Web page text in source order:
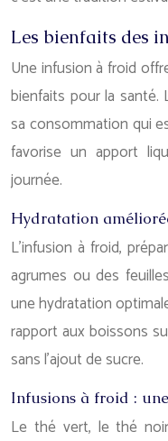
Les bienfaits des
Une infusion à froid
bienfaits pour la santé.
sa consommation qui
favorise un apport
journée.
Hydratation
L’infusion à froid,
agrumes ou des
une hydratation
rapport aux boissons
sans l’ajout de sucre.
Infusions à froid :
Le thé vert, le thé